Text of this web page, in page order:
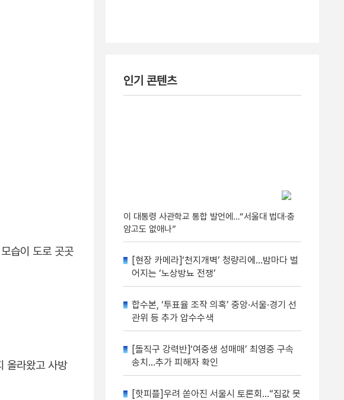
습이 도로 곳곳
올라왔고 사방
인기 콘텐츠
이 대통령 사관학교 통합 발언에…“서울대 법대·충
암고도 없애나”
[현장 카메라]‘천지개벽’ 청량리에…밤마다 벌
어지는 ‘노상방뇨 전쟁’
합수본, ‘투표율 조작 의혹’ 중앙·서울·경기 선
관위 등 추가 압수수색
[돌직구 강력반]‘여중생 성매매’ 최영중 구속
송치…추가 피해자 확인
[핫피플]우려 쏟아진 서울시 토론회…“집값 못